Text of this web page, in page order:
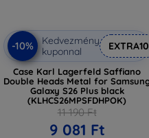
-10%
Kedvezmény
kuponnal
EXTRA10
Case Karl Lagerfeld Saffiano
Double Heads Metal for Samsung
Galaxy S26 Plus black
(KLHCS26MPSFDHPOK)
11 190 Ft
9 081 Ft